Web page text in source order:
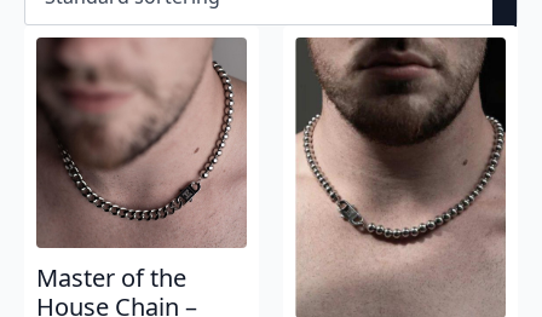
Master of the
House Chain –